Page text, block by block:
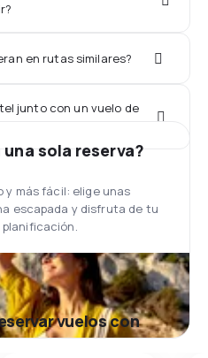
en rutas similares?
junto con un vuelo de
sola reserva?
y más fácil: elige unas
escapada y disfruta de tu
vuelos con